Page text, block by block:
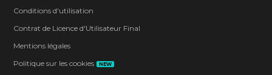
Conditions d'utilisation
Contrat de Licence d'Utilisateur Final
Mentions légales
Politique sur les cookies
NEW